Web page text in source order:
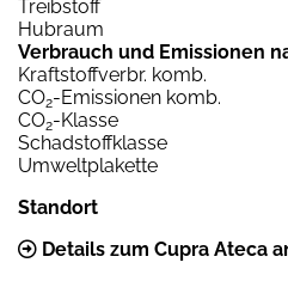
Treibstoff
Hubraum
Verbrauch und Emissionen
Kraftstoffverbr. komb.
CO2-Emissionen komb.
CO2-Klasse
Schadstoffklasse
Umweltplakette
Standort
Details zum Cupra Ateca